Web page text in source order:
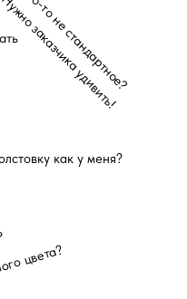
цвета?
как у меня?
...что-то не стандартное?
заказчика удивить!